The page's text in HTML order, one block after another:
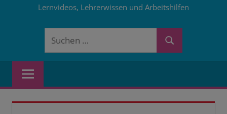
Lernvideos, Lehrerwissen und Arbeitshilfen
Suchen
Suchen